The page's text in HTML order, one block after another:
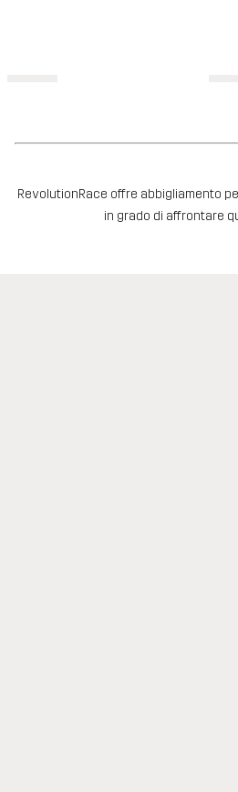
RevolutionRace offre abbigliamento
in grado di affrontare